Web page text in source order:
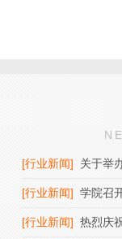
[行业新闻] 关于举
[行业新闻] 学院召
[行业新闻] 热烈庆